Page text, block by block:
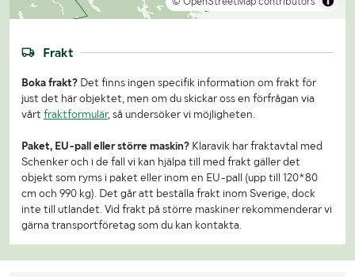
Frakt
Boka frakt? Det finns ingen specifik information om frakt för
just det här objektet, men om du skickar oss en förfrågan via
vårt fraktformulär, så undersöker vi möjligheten.
Paket, EU-pall eller större maskin? Klaravik har fraktavtal med
Schenker och i de fall vi kan hjälpa till med frakt gäller det
objekt som ryms i paket eller inom en EU-pall (upp till 120*80
cm och 990 kg). Det går att beställa frakt inom Sverige, dock
inte till utlandet. Vid frakt på större maskiner rekommenderar vi
gärna transportföretag som du kan kontakta.